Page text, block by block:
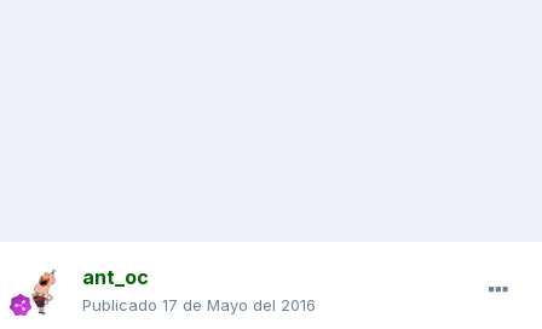
ant_oc
Publicado 17 de Mayo del 2016